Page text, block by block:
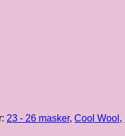
23 - 26 masker, Cool Wool ,